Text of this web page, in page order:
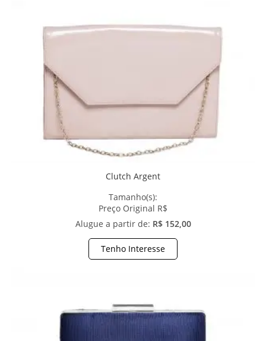
Clutch Argent
Tamanho(s):
Preço Original R$
Alugue a partir de: R$ 152,00
Tenho Interesse